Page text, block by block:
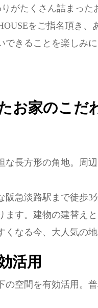
がたくさん詰まっ
をご指名頂き
できることを楽しみ
お家のこだ
な長方形の角地。周
阪急淡路駅まで徒歩
ます。建物の建替え
くなる今、大人気の
活用
の空間を有効活用。